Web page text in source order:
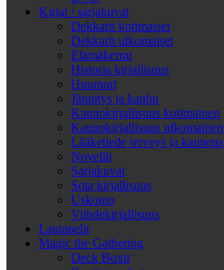
Kirjat / sarjakuvat
Dekkarit kotimaiset
Dekkarit ulkomaiset
Elämäkerrat
Historia kirjallisuus
Huumori
Jännitys ja kauhu
Kaunokirjallisuus kotimainen
Kaunokirjallisuus ulkomainen
Lääketiede terveys ja kauneus
Novellit
Sarjakuvat
Sota kirjallisuus
Uskonto
Viihdekirjallisuus
Lautapelit
Magic the Gathering
Deck Boxit